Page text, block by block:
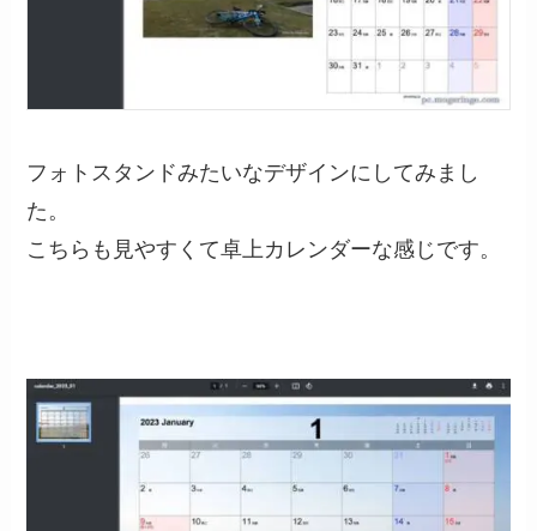
フォトスタンドみたいなデザインにしてみまし
た。
こちらも見やすくて卓上カレンダーな感じです。